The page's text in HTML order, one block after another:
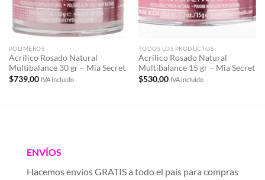
POLIMEROS
Acrílico Rosado Natural
Multibalance 30 gr – Mia Secret
$739,00 IVA incluido
TODOS LOS PRODUCTOS
Acrílico Rosado Natural
Multibalance 15 gr – Mia Secret
$530,00 IVA incluido
ENVÍOS
Hacemos envíos GRATIS a todo el país para compras